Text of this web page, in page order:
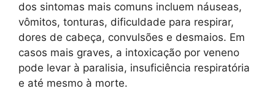
dos sintomas mais comuns incluem náuseas,
vômitos, tonturas, dificuldade para respirar,
dores de cabeça, convulsões e desmaios. Em
casos mais graves, a intoxicação por veneno
pode levar à paralisia, insuficiência respiratória
e até mesmo à morte.